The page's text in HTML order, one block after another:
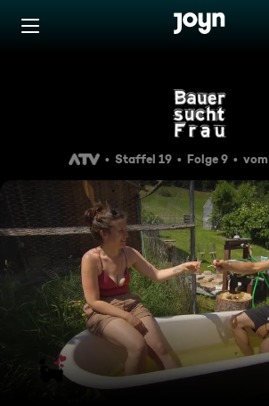
Zum Inhalt springen
Staffel 19
Staffel 19 Folge 9 vom